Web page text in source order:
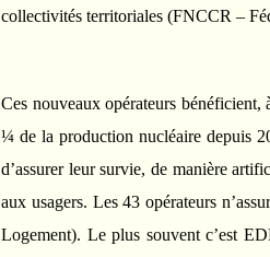
collectivités territoriales (FNCCR –
Ces nouveaux opérateurs
¼ de la production nucléaire depuis
d’assurer leur survie, de manière
aux usagers. Les 43 opérateurs
Logement). Le plus souvent c’est